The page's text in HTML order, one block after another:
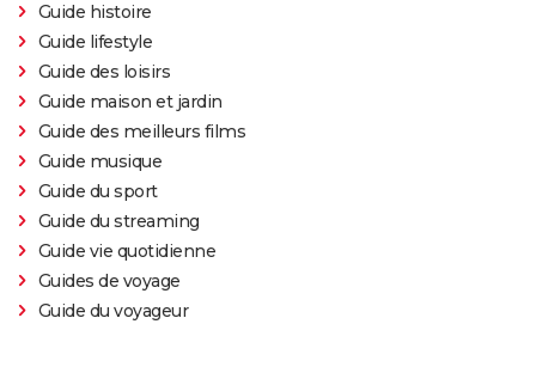
1968 Le Diable par la queue
Coustines
1952 Je l'ai été trois fois
1952 La Vie d'un honnête homme
1945 Le Trésor de Cantenac
Guide histoire
Guide lifestyle
Guide des loisirs
Guide maison et jardin
Guide des meilleurs films
Guide musique
Guide du sport
Guide du streaming
Guide vie quotidienne
Guides de voyage
Guide du voyageur